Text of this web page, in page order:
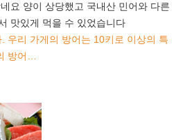
요 양이 상당했고 국내산 민어와 다른
맛있게 먹을 수 있었습니다
우리 가게의 방어는 10키로 이상의 특
방어…